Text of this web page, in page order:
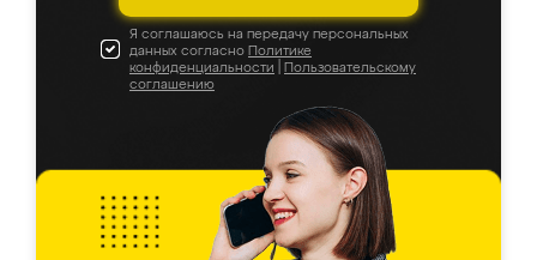
Я соглашаюсь на передачу персональных
данных согласно Политике
конфиденциальности
Пользовательскому
соглашению